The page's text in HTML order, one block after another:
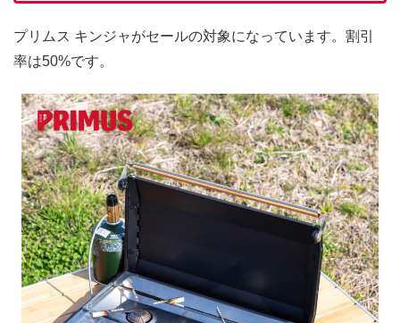
プリムス キンジャがセールの対象になっています。割引
率は50%です。